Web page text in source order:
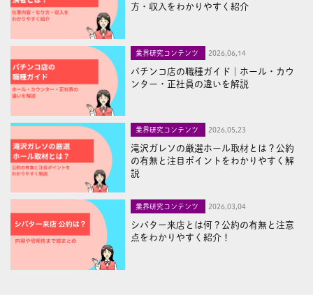
方・収入をわかりやすく紹介
業界研究コンテンツ 2026,06,14
パチンコ店の職種ガイド｜ホール・カウ
ンター・正社員の違いを解説
業界研究コンテンツ 2026,05,23
滝沢ガレソの厳選ホール取材とは？公約
の有無と注目ポイントをわかりやすく解
説
業界研究コンテンツ 2026,03,04
シバター来店とは何？公約の有無と注意
点をわかりやすく紹介！